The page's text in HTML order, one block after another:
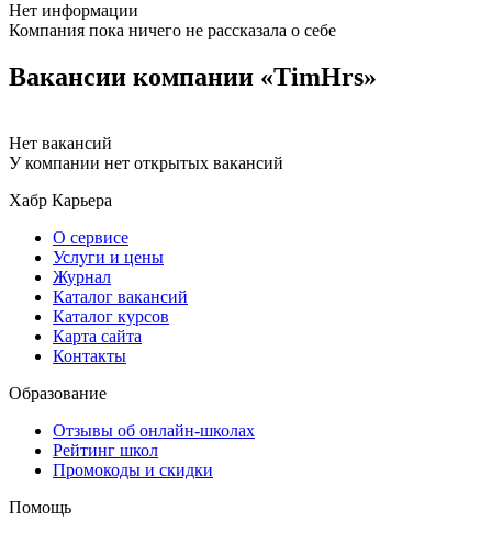
Нет информации
Компания пока ничего не рассказала о себе
Вакансии компании «TimHrs»
Нет вакансий
У компании нет открытых вакансий
Хабр Карьера
О сервисе
Услуги и цены
Журнал
Каталог вакансий
Каталог курсов
Карта сайта
Контакты
Образование
Отзывы об онлайн-школах
Рейтинг школ
Промокоды и скидки
Помощь